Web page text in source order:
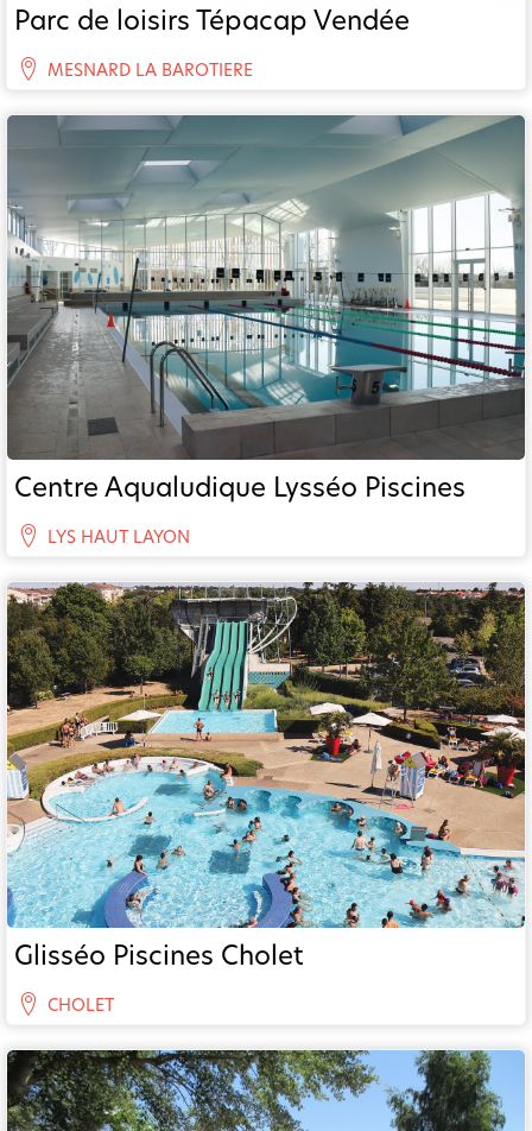
Parc de loisirs Tépacap Vendée
MESNARD LA BAROTIERE
Centre Aqualudique Lysséo Piscines
LYS HAUT LAYON
Glisséo Piscines Cholet
CHOLET